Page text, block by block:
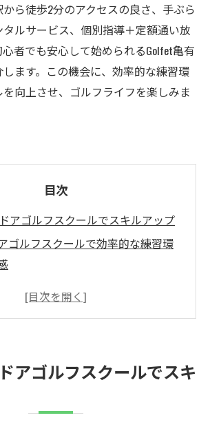
ら徒歩2分のアクセスの良さ、手ぶら
ルサービス、個別指導＋定額通い放
者でも安心して始められるGolfet亀有
ます。この機会に、効率的な練習環
向上させ、ゴルフライフを楽しみま
目次
アゴルフスクールでスキルアップ
ゴルフスクールで効率的な練習環
亀有で初心者も安心のスキル向上
達に最適な個別指導が受けられる
い駅近インドアゴルフスクールの
アゴルフスクールでスキ